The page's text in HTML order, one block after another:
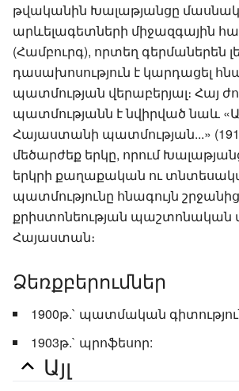
թվականին Խալաթյանցը
արևելագետների միջազգային
(Համբուրգ), որտեղ գերմաներեն
դասախոսություն է կարդացել
պատմության վերաբերյալ։ Հայ
պատմությանն է նվիրված նաև
Հայաստանի պատմության...»
մեծարժեք երկը, որում
երկրի քաղաքական ու
պատմությունը հնագույն
քրիստոնեության պաշտոնական
Հայաստան։
Ձեռքբերումներ
1900թ.` պատմական
1903թ.` պրոֆեսոր:
Այլ